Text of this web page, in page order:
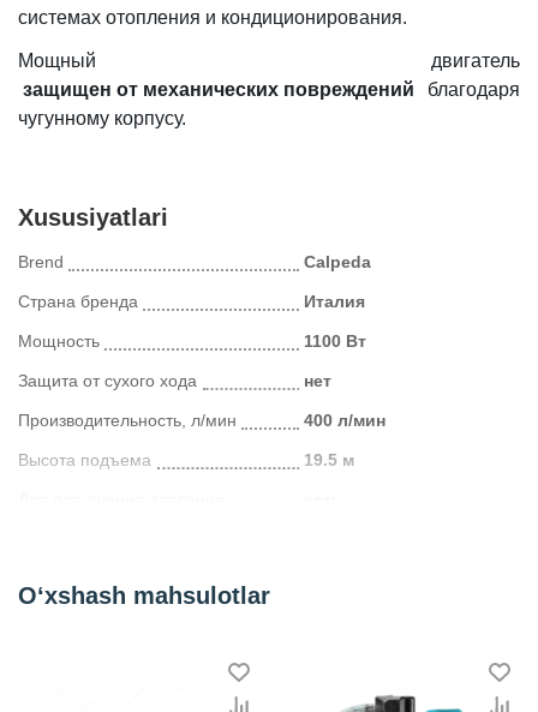
системах отопления и кондиционирования.
Мощный двигатель
защищен от механических повреждений благодаря
чугунному корпусу.
Xususiyatlari
Brend Calpeda
Страна бренда Италия
Мощность 1100 Вт
Защита от сухого хода нет
Производительность, л/мин 400 л/мин
Высота подъема 19.5 м
O‘xshash mahsulotlar